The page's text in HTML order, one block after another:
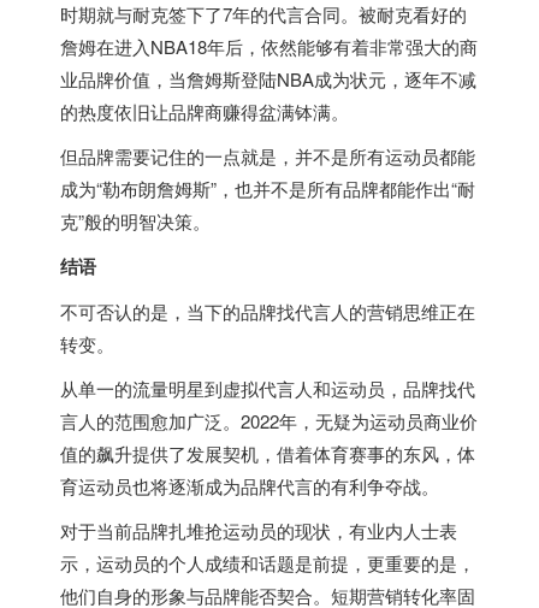
时期就与耐克签下了7年的代言合同。被耐克看好的
詹姆在进入NBA18年后，依然能够有着非常强大的商
业品牌价值，当詹姆斯登陆NBA成为状元，逐年不减
的热度依旧让品牌商赚得盆满钵满。
但品牌需要记住的一点就是，并不是所有运动员都能
成为“勒布朗詹姆斯”，也并不是所有品牌都能作出“耐
克”般的明智决策。
结语
不可否认的是，当下的品牌找代言人的营销思维正在
转变。
从单一的流量明星到虚拟代言人和运动员，品牌找代
言人的范围愈加广泛。2022年，无疑为运动员商业价
值的飙升提供了发展契机，借着体育赛事的东风，体
育运动员也将逐渐成为品牌代言的有利争夺战。
对于当前品牌扎堆抢运动员的现状，有业内人士表
示，运动员的个人成绩和话题是前提，更重要的是，
他们自身的形象与品牌能否契合。短期营销转化率固